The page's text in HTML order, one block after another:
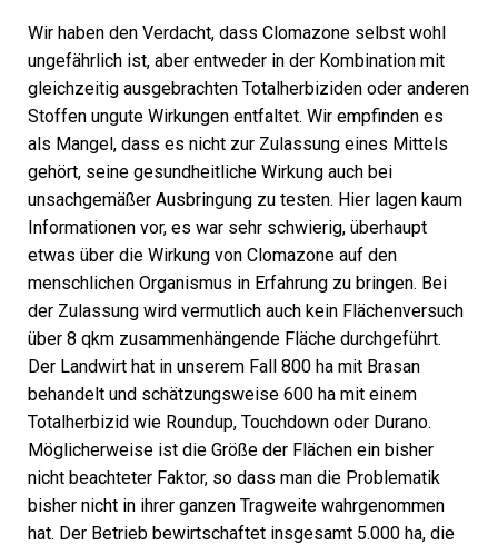
Wir haben den Verdacht, dass Clomazone selbst wohl
ungefährlich ist, aber entweder in der Kombination mit
gleichzeitig ausgebrachten Totalherbiziden oder anderen
Stoffen ungute Wirkungen entfaltet. Wir empfinden es
als Mangel, dass es nicht zur Zulassung eines Mittels
gehört, seine gesundheitliche Wirkung auch bei
unsachgemäßer Ausbringung zu testen. Hier lagen kaum
Informationen vor, es war sehr schwierig, überhaupt
etwas über die Wirkung von Clomazone auf den
menschlichen Organismus in Erfahrung zu bringen. Bei
der Zulassung wird vermutlich auch kein Flächenversuch
über 8 qkm zusammenhängende Fläche durchgeführt.
Der Landwirt hat in unserem Fall 800 ha mit Brasan
behandelt und schätzungsweise 600 ha mit einem
Totalherbizid wie Roundup, Touchdown oder Durano.
Möglicherweise ist die Größe der Flächen ein bisher
nicht beachteter Faktor, so dass man die Problematik
bisher nicht in ihrer ganzen Tragweite wahrgenommen
hat. Der Betrieb bewirtschaftet insgesamt 5.000 ha, die